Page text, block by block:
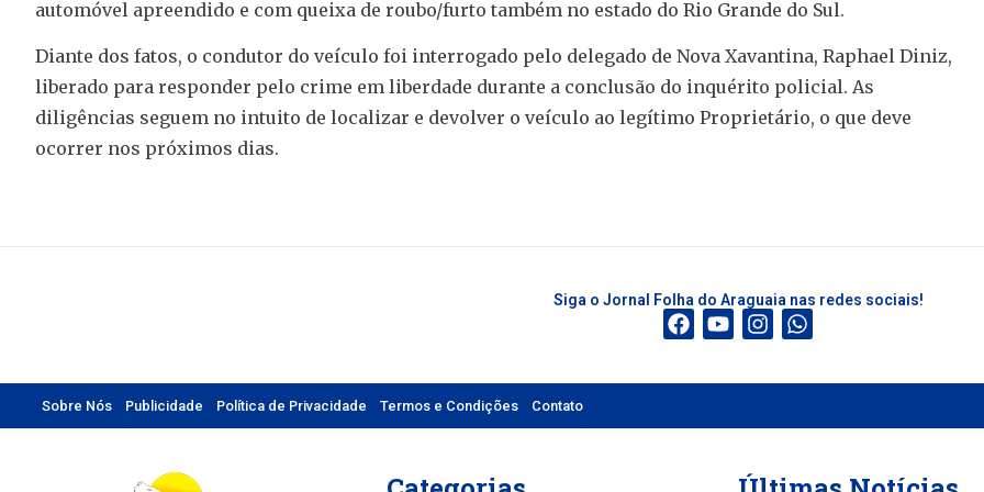
automóvel apreendido e com queixa de roubo/furto também no estado do Rio Grande do Sul.
Diante dos fatos, o condutor do veículo foi interrogado pelo delegado de Nova Xavantina, Raphael Diniz,
liberado para responder pelo crime em liberdade durante a conclusão do inquérito policial. As
diligências seguem no intuito de localizar e devolver o veículo ao legítimo Proprietário, o que deve
ocorrer nos próximos dias.
Siga o Jornal Folha do Araguaia nas redes sociais!
Sobre Nós Publicidade Política de Privacidade Termos e Condições Contato